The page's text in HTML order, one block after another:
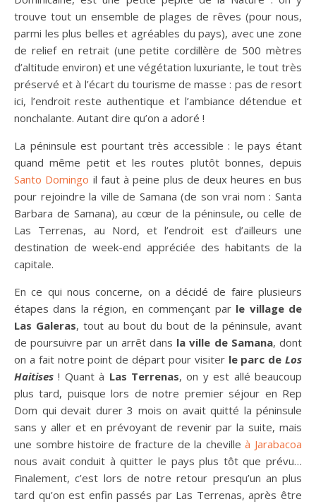
trouve tout un ensemble de plages de rêves (pour nous,
parmi les plus belles et agréables du pays), avec une zone
de relief en retrait (une petite cordillère de 500 mètres
d’altitude environ) et une végétation luxuriante, le tout très
préservé et à l’écart du tourisme de masse : pas de resort
ici, l’endroit reste authentique et l’ambiance détendue et
nonchalante. Autant dire qu’on a adoré !
La péninsule est pourtant très accessible : le pays étant
quand même petit et les routes plutôt bonnes, depuis
Santo Domingo il faut à peine plus de deux heures en bus
pour rejoindre la ville de Samana (de son vrai nom : Santa
Barbara de Samana), au cœur de la péninsule, ou celle de
Las Terrenas, au Nord, et l’endroit est d’ailleurs une
destination de week-end appréciée des habitants de la
capitale.
En ce qui nous concerne, on a décidé de faire plusieurs
étapes dans la région, en commençant par le village de
Las Galeras, tout au bout du bout de la péninsule, avant
de poursuivre par un arrêt dans la ville de Samana, dont
on a fait notre point de départ pour visiter le parc de Los
Haitises ! Quant à Las Terrenas, on y est allé beaucoup
plus tard, puisque lors de notre premier séjour en Rep
Dom qui devait durer 3 mois on avait quitté la péninsule
sans y aller et en prévoyant de revenir par la suite, mais
une sombre histoire de fracture de la chevilleà Jarabacoa
nous avait conduit à quitter le pays plus tôt que prévu…
Finalement, c’est lors de notre retour presqu’un an plus
tard qu’on est enfin passés par Las Terrenas, après être